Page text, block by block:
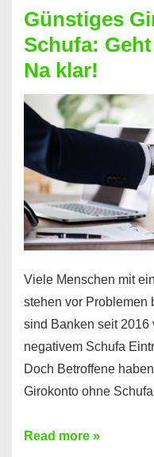
dabei
profitieren
–
So
funktioniert’s
Günstiges
Schufa:
Na klar!
Viele Menschen mit
stehen vor Problemen
sind Banken seit 2016
negativem Schufa
Doch Betroffene
Girokonto ohne
Günstiges
Read more »